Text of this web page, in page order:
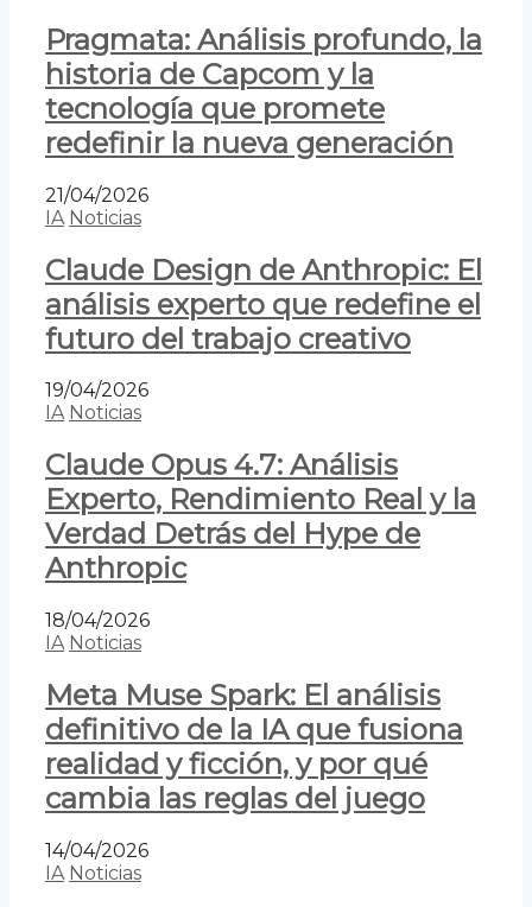
Pragmata: Análisis profundo, la
historia de Capcom y la
tecnología que promete
redefinir la nueva generación
21/04/2026
IA Noticias
Claude Design de Anthropic: El
análisis experto que redefine el
futuro del trabajo creativo
19/04/2026
IA Noticias
Claude Opus 4.7: Análisis
Experto, Rendimiento Real y la
Verdad Detrás del Hype de
Anthropic
18/04/2026
IA Noticias
Meta Muse Spark: El análisis
definitivo de la IA que fusiona
realidad y ficción, y por qué
cambia las reglas del juego
14/04/2026
IA Noticias